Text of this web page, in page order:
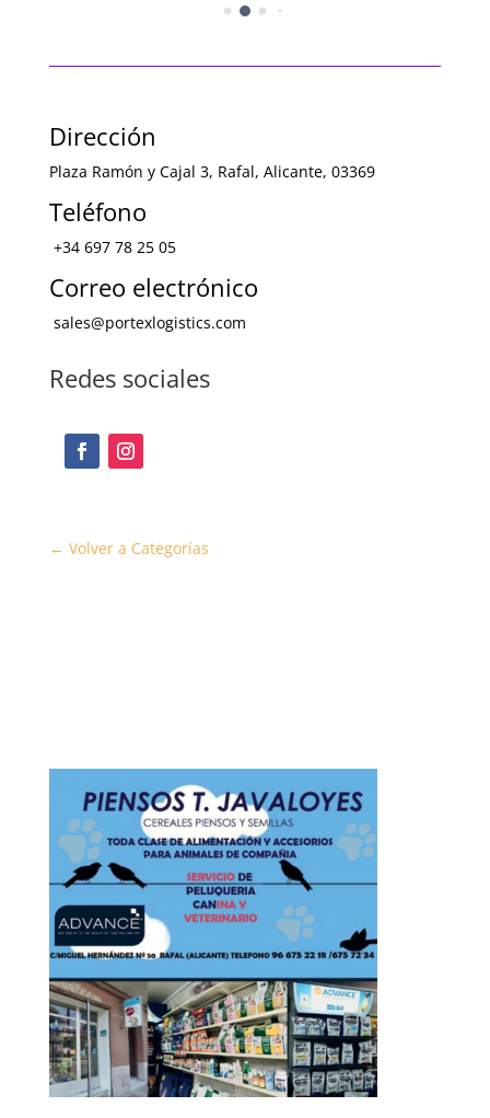
Dirección
Plaza Ramón y Cajal 3, Rafal, Alicante, 03369
Teléfono
+34 697 78 25 05
Correo electrónico
sales@portexlogistics.com
Redes sociales
← Volver a Categorías